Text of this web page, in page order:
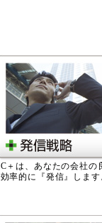
C＋は、あなたの会社の
効率的に『発信』します